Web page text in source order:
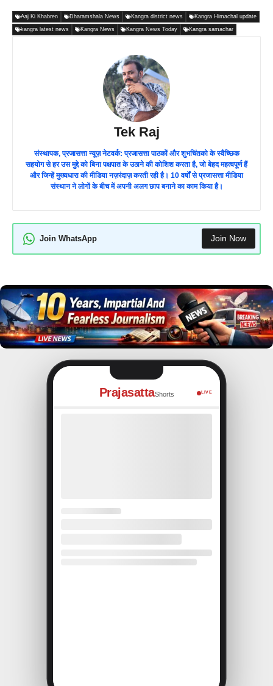
Aaj Ki Khabren Dharamshala News Kangra district news Kangra Himachal update
kangra latest news Kangra News Kangra News Today Kangra samachar
Tek Raj
संस्थापक, प्रजासत्ता न्यूज़ नेटवर्क: प्रजासत्ता पाठकों और शुभचिंतको के स्वैच्छिक
सहयोग से हर उस मुद्दे को बिना पक्षपात के उठाने की कोशिश करता है, जो बेहद महत्वपूर्ण हैं
और जिन्हें मुख्यधारा की मीडिया नज़रंदाज़ करती रही है। 10 वर्षों से प्रजासत्ता मीडिया
संस्थान ने लोगों के बीच में अपनी अलग छाप बनाने का काम किया है।
Join WhatsApp Join Now
PrajasattaShorts LIVE